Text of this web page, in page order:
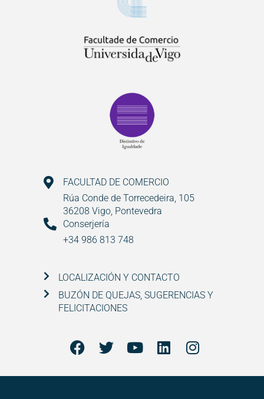
FACULTAD DE COMERCIO
Rúa Conde de Torrecedeira, 105
36208 Vigo, Pontevedra
Conserjería
+34 986 813 748
LOCALIZACIÓN Y CONTACTO
BUZÓN DE QUEJAS, SUGERENCIAS Y
FELICITACIONES